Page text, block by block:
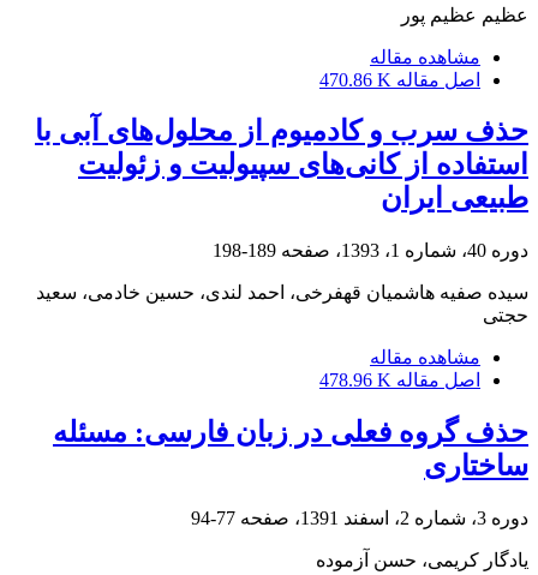
عظیم عظیم پور
مشاهده مقاله
اصل مقاله 470.86 K
حذف سرب و کادمیوم از محلول‌‌های آبی با
استفاده از کانی‌‌های سپیولیت و زئولیت
طبیعی ایران
دوره 40، شماره 1، 1393، صفحه 189-198
سیده صفیه هاشمیان قهفرخی، احمد لندی، حسین خادمی، سعید
حجتی
مشاهده مقاله
اصل مقاله 478.96 K
حذف گروه فعلی در زبان فارسی: مسئله
ساختاری
دوره 3، شماره 2، اسفند 1391، صفحه 77-94
یادگار کریمی، حسن آزموده